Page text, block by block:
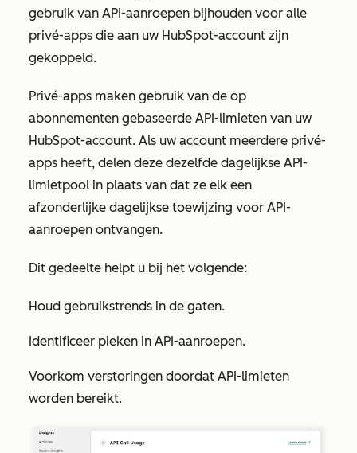
gebruik van API-aanroepen bijhouden voor alle
privé-apps die aan uw HubSpot-account zijn
gekoppeld.
Privé-apps maken gebruik van de op
abonnementen gebaseerde API-limieten van uw
HubSpot-account. Als uw account meerdere privé-
apps heeft, delen deze dezelfde dagelijkse API-
limietpool in plaats van dat ze elk een
afzonderlijke dagelijkse toewijzing voor API-
aanroepen ontvangen.
Dit gedeelte helpt u bij het volgende:
Houd gebruikstrends in de gaten.
Identificeer pieken in API-aanroepen.
Voorkom verstoringen doordat API-limieten
worden bereikt.